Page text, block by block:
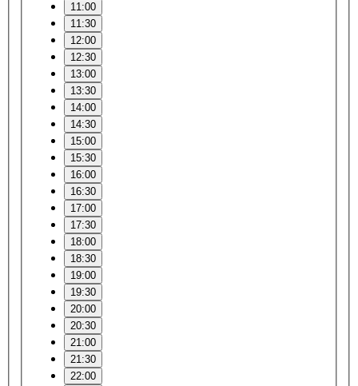
11:00
11:30
12:00
12:30
13:00
13:30
14:00
14:30
15:00
15:30
16:00
16:30
17:00
17:30
18:00
18:30
19:00
19:30
20:00
20:30
21:00
21:30
22:00